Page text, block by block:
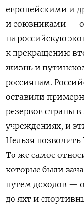
европейскими и
и союзниками —
на российскую
к прекращению
жизнь и
россиянам.
оставили
резервов страны
учреждениях, и
Нельзя позволить
То же самое
которые были
путем доходов —
до яхт и